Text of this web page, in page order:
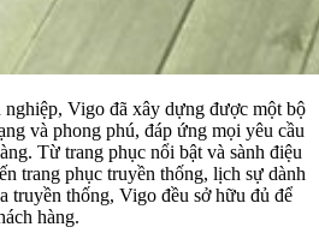
Vigo đã xây dựng được một bộ
và phong phú, đáp ứng mọi yêu cầu
Từ trang phục nổi bật và sành điệu
trang phục truyền thống, lịch sự dành
truyền thống, Vigo đều sở hữu đủ để
hàng.